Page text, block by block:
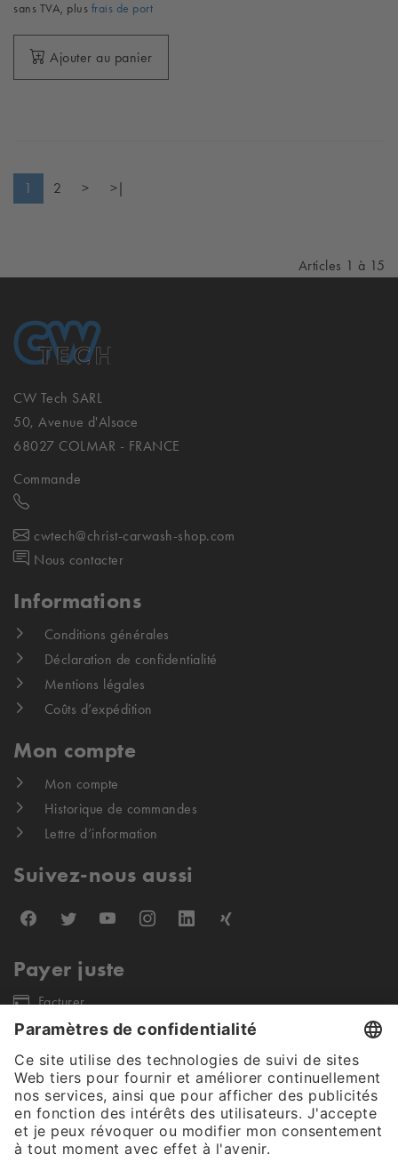
sans TVA, plus frais de port
Ajouter au panier
1 2 > >|
Articles 1 à 15
CW Tech SARL
50, Avenue d'Alsace
68027 COLMAR - FRANCE
Commande
cwtech@christ-carwash-shop.com
Nous contacter
Informations
Conditions générales
Déclaration de confidentialité
Mentions légales
Coûts d’expédition
Mon compte
Mon compte
Historique de commandes
Lettre d’information
Suivez-nous aussi
Payer juste
Facturer
Nos partenaires d'expédition